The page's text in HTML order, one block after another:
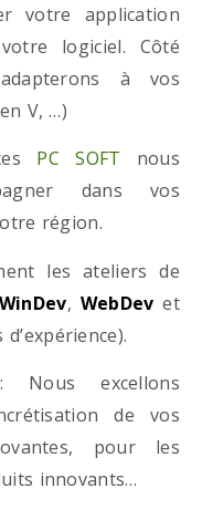
votre application
logiciel. Côté
à vos
V, …)
PC SOFT nous
dans vos
région.
les ateliers de
WinDev, WebDev et
excellons
de vos
pour les
innovants…